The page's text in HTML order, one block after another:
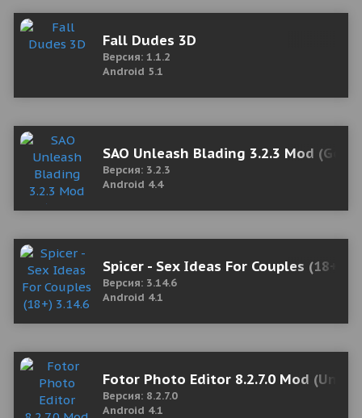
Fall Dudes 3D
Версия: 1.1.2
Android 5.1
SAO Unleash Blading 3.2.3 Mod (God
Версия: 3.2.3
Android 4.4
Spicer - Sex Ideas For Couples (18+)
Версия: 3.14.6
Android 4.1
Fotor Photo Editor 8.2.7.0 Mod
Версия: 8.2.7.0
Android 4.1